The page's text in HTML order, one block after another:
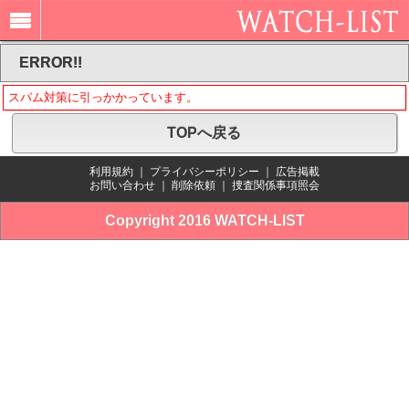
ERROR!!
スパム対策に引っかかっています。
TOPへ戻る
利用規約 プライバシーポリシー
広告掲載
お問い合わせ
削除依頼 捜査関係事項照会
Copyright 2016 WATCH-LIST